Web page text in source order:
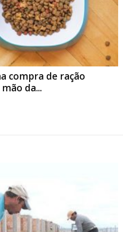
compra de ração
da...